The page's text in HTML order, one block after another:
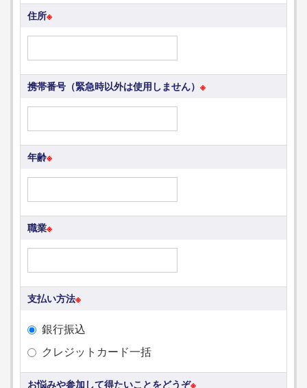
住所※
携帯番号（緊急時以外は使用しません） ※
年齢※
職業※
支払い方法※
銀行振込
クレジットカード一括
お悩みや参加して得たいことをどうぞ※